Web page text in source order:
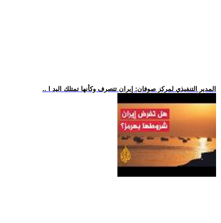
.. المدير التنفيذي لمركز صوفان: إيران تتصرف وكأنها تمتلك اليد ا